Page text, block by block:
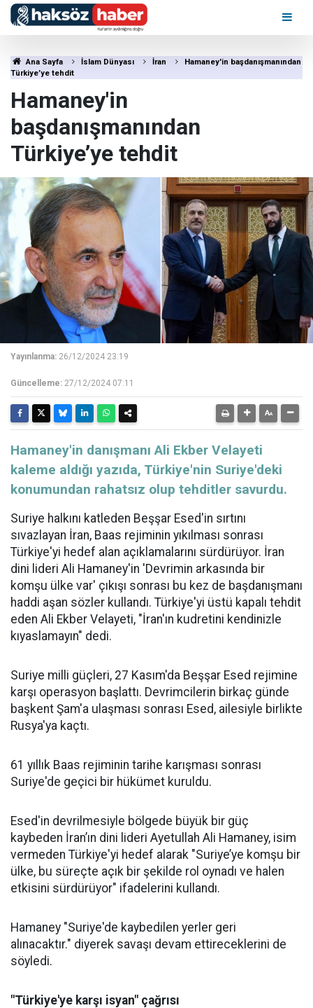
Ana Sayfa İslam Dünyası İran
Hamaney'in başdanışmanından
Türkiye’ye tehdit
Hamaney'in
başdanışmanından
Türkiye’ye tehdit
Yayınlanma: 26/12/2024 23:19
Güncelleme: 27/12/2024 07:11
Hamaney'in danışmanı Ali Ekber Velayeti
kaleme aldığı yazıda, Türkiye'nin Suriye'deki
konumundan rahatsız olup tehditler savurdu.
Suriye halkını katleden Beşşar Esed'in sırtını
sıvazlayan İran, Baas rejiminin yıkılması sonrası
Türkiye'yi hedef alan açıklamalarını sürdürüyor. İran
dini lideri Ali Hamaney'in 'Devrimin arkasında bir
komşu ülke var' çıkışı sonrası bu kez de başdanışmanı
haddi aşan sözler kullandı. Türkiye'yi üstü kapalı tehdit
eden Ali Ekber Velayeti, "İran'ın kudretini kendinizle
kıyaslamayın" dedi.
Suriye milli güçleri, 27 Kasım'da Beşşar Esed rejimine
karşı operasyon başlattı. Devrimcilerin birkaç günde
başkent Şam'a ulaşması sonrası Esed, ailesiyle birlikte
Rusya'ya kaçtı.
61 yıllık Baas rejiminin tarihe karışması sonrası
Suriye'de geçici bir hükümet kuruldu.
Esed'in devrilmesiyle bölgede büyük bir güç
kaybeden İran’ın dini lideri Ayetullah Ali Hamaney, isim
vermeden Türkiye'yi hedef alarak "Suriye’ye komşu bir
ülke, bu süreçte açık bir şekilde rol oynadı ve halen
etkisini sürdürüyor" ifadelerini kullandı.
Hamaney "Suriye'de kaybedilen yerler geri
alınacaktır." diyerek savaşı devam ettireceklerini de
söyledi.
"Türkiye'ye karşı isyan" çağrısı